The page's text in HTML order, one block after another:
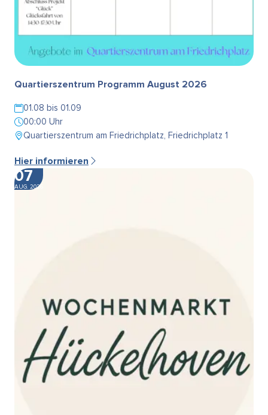
Quartierszentrum Programm August 2026
01.08 bis 01.09
00:00 Uhr
Quartierszentrum am Friedrichplatz, Friedrichplatz 1
Hier informieren
07
AUG. 2026